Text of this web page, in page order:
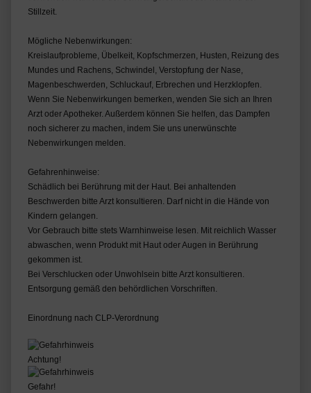
Stillzeit.
Mögliche Nebenwirkungen:
Kreislaufprobleme, Übelkeit, Kopfschmerzen, Husten, Reizung des
Mundes und Rachens, Schwindel, Verstopfung der Nase,
Magenbeschwerden, Schluckauf, Erbrechen und Herzklopfen.
Wenn Sie Nebenwirkungen bemerken, wenden Sie sich an Ihren
Arzt oder Apotheker. Außerdem können Sie helfen, das Dampfen
noch sicherer zu machen, indem Sie uns unerwünschte
Nebenwirkungen melden.
Gefahrenhinweise:
Schädlich bei Berührung mit der Haut. Bei anhaltenden
Beschwerden bitte Arzt konsultieren. Darf nicht in die Hände von
Kindern gelangen.
Vor Gebrauch bitte stets Warnhinweise lesen. Mit reichlich Wasser
abwaschen, wenn Produkt mit Haut oder Augen in Berührung
gekommen ist.
Bei Verschlucken oder Unwohlsein bitte Arzt konsultieren.
Entsorgung gemäß den behördlichen Vorschriften.
Einordnung nach CLP-Verordnung
Achtung!
Gefahr!